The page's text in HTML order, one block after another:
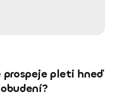
pleti hneď